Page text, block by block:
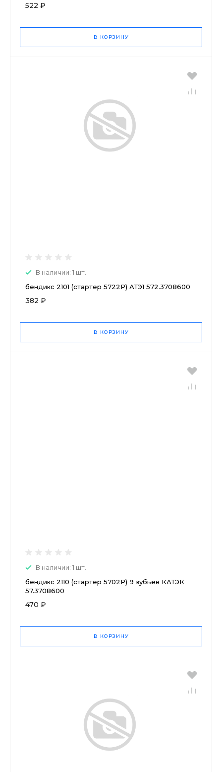
522 ₽
В КОРЗИНУ
В наличии: 1 шт.
бендикс 2101 (стартер 5722Р) АТЭ1 572.3708600
382 ₽
В КОРЗИНУ
В наличии: 1 шт.
бендикс 2110 (стартер 5702Р) 9 зубьев КАТЭК
57.3708600
470 ₽
В КОРЗИНУ